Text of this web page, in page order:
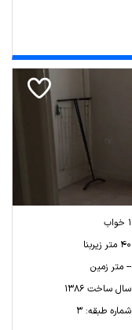
1 خواب
40 متر زیربنا
-- متر زمین
سال ساخت 1386
شماره طبقه: 3